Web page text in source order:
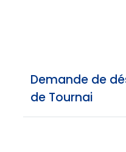
Demande de
de Tournai